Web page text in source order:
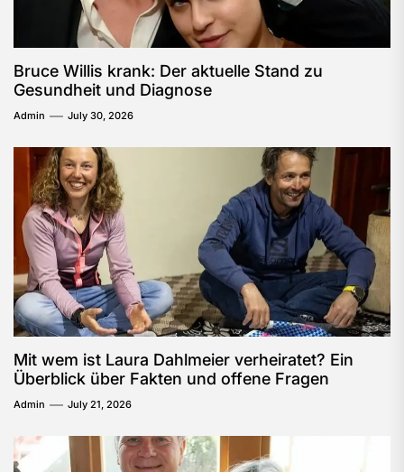
Bruce Willis krank: Der aktuelle Stand zu
Gesundheit und Diagnose
Admin July 30, 2026
Mit wem ist Laura Dahlmeier verheiratet? Ein
Überblick über Fakten und offene Fragen
Admin July 21, 2026